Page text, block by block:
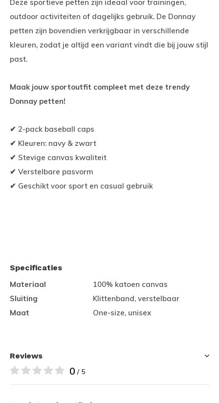
Deze sportieve petten zijn ideaal voor trainingen,
outdoor activiteiten of dagelijks gebruik. De Donnay
petten zijn bovendien verkrijgbaar in verschillende
kleuren, zodat je altijd een variant vindt die bij jouw stijl
past.
Maak jouw sportoutfit compleet met deze trendy
Donnay petten!
✔ 2-pack baseball caps
✔ Kleuren: navy & zwart
✔ Stevige canvas kwaliteit
✔ Verstelbare pasvorm
✔ Geschikt voor sport en casual gebruik
Specificaties
Materiaal
100% katoen canvas
Sluiting
Klittenband, verstelbaar
Maat
One-size, unisex
Reviews
0 / 5